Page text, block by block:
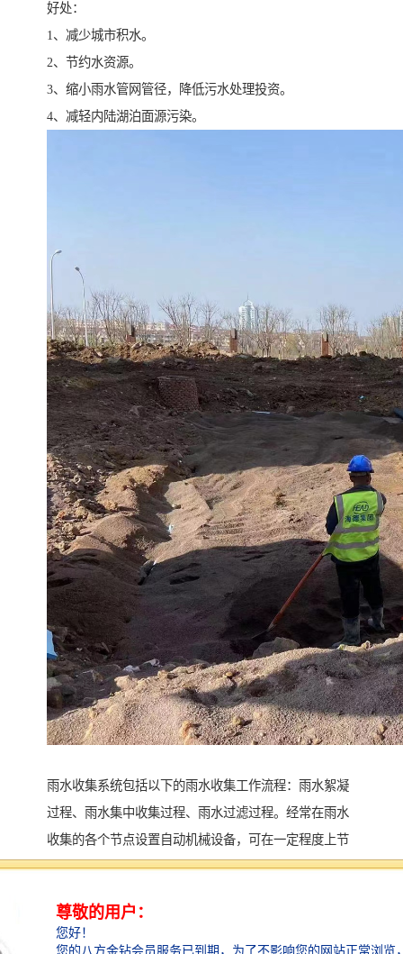
好处：
1、减少城市积水。
2、节约水资源。
3、缩小雨水管网管径，降低污水处理投资。
4、减轻内陆湖泊面源污染。
雨水收集系统包括以下的雨水收集工作流程：雨水絮凝
过程、雨水集中收集过程、雨水过滤过程。经常在雨水
收集的各个节点设置自动机械设备，可在一定程度上节
约人力物力，保证收集雨水的质量。而雨水收集系统的
水控制器自动开始集中收集雨水，通过输送管送至收集
点，对蓄水池进行反应。